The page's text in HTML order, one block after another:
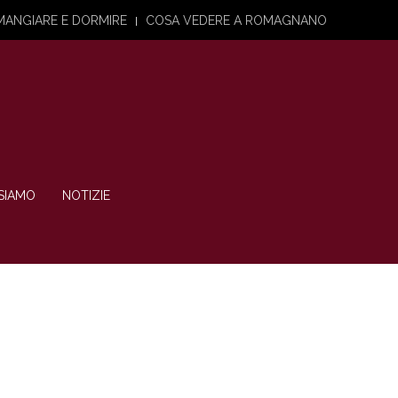
E DORMIRE COSA VEDERE A ROMAGNANO
NOTIZIE